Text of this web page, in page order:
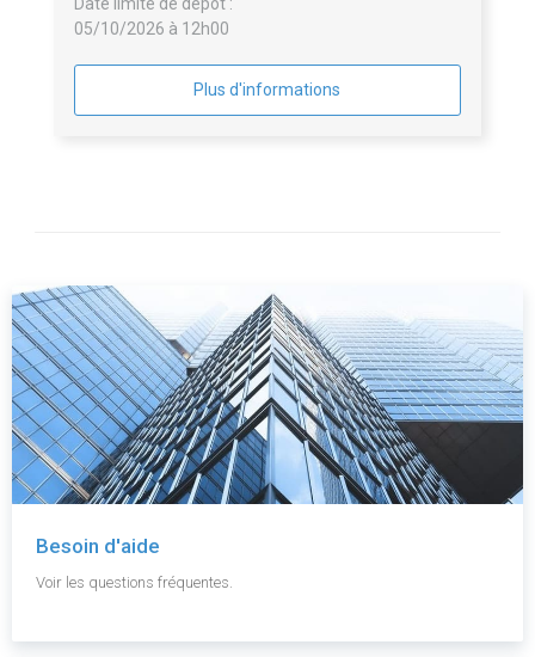
Date limite de dépôt :
05/10/2026 à 12h00
Plus d'informations
Besoin d'aide
Voir les questions fréquentes.